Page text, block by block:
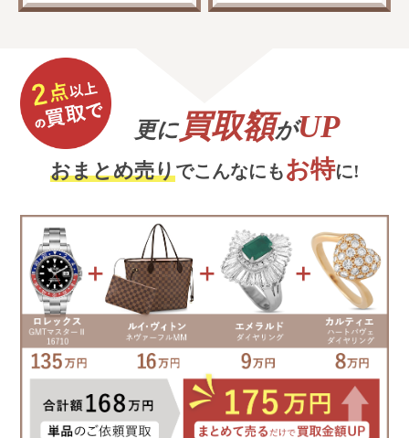
更に買取額がUP
おまとめ売りでこんなにもお特に!